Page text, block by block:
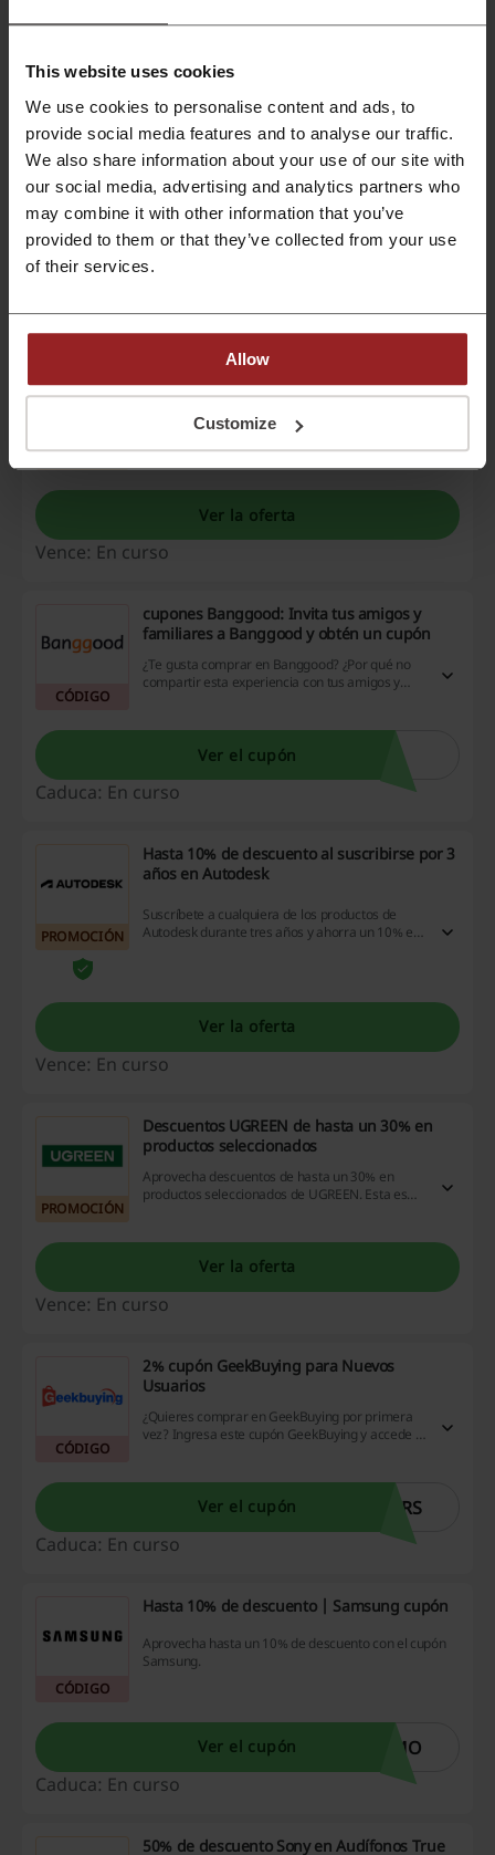
This website uses cookies
We use cookies to personalise content and ads, to
provide social media features and to analyse our traffic.
We also share information about your use of our site with
our social media, advertising and analytics partners who
may combine it with other information that you’ve
provided to them or that they’ve collected from your use
of their services.
Allow
Customize
Vence: En curso
PROMOCIÓN
Descuentos Baseus de hasta un 30% en
Aliexpress
Aprovecha descuentos Baseus de hasta un 30%
en Aliexpress. Descubre una amplia variedad de
productos en promoción.
Vence: En curso
PROMOCIÓN
Computadoras
¡Ahorra en lo último en tecnología! Descubre lo
Ver la oferta
Vence: En curso
CÓDIGO
cupones Banggood: Invita tus amigos y
familiares a Banggood y obtén un cupón
¿Te gusta comprar en Banggood? ¿Por qué no
compartir esta experiencia con tus amigos y
enlace privado. ¡Entra ahora!
Ver el cupón
Caduca: En curso
PROMOCIÓN
Hasta 10% de descuento al suscribirse por 3
años en Autodesk
Suscríbete a cualquiera de los productos de
Autodesk durante tres años y ahorra un 10% en
¡Dale!
Ver la oferta
Vence: En curso
PROMOCIÓN
Descuentos UGREEN de hasta un 30% en
productos seleccionados
Aprovecha descuentos de hasta un 30% en
productos seleccionados de UGREEN. Esta es
Ver la oferta
Vence: En curso
CÓDIGO
2% cupón GeekBuying para Nuevos
Usuarios
¿Quieres comprar en GeekBuying por primera
vez? Ingresa este cupón GeekBuying y accede a
Ver el cupón
ERS
Caduca: En curso
CÓDIGO
Hasta 10% de descuento | Samsung cupón
Aprovecha hasta un 10% de descuento con el cupón
Samsung.
Ver el cupón
OMO
Caduca: En curso
50% de descuento Sony en Audífonos True